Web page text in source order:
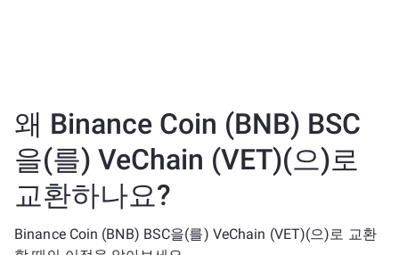
왜 Binance Coin (BNB) BSC
을(를) VeChain (VET)(으)로
교환하나요?
Binance Coin (BNB) BSC을(를) VeChain (VET)(으)로 교환